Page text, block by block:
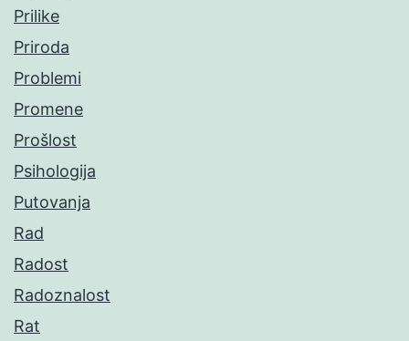
Prilike
Priroda
Problemi
Promene
Prošlost
Psihologija
Putovanja
Rad
Radost
Radoznalost
Rat